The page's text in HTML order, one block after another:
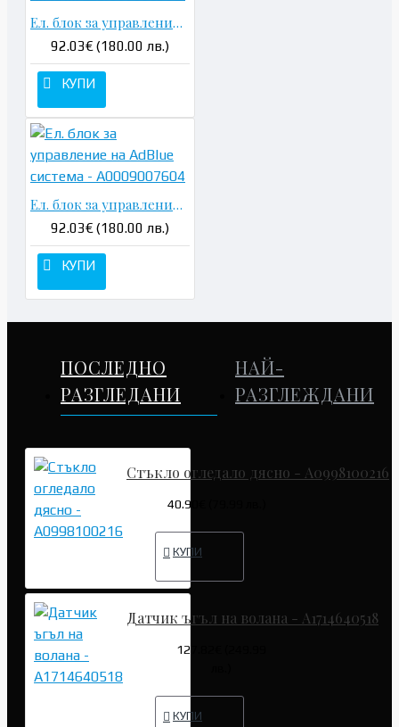
Ел. блок за управление на AdBlue система - A0009007604
92.03€ (180.00 лв.)
КУПИ
Ел. блок за управление на AdBlue система - A0009007604
92.03€ (180.00 лв.)
КУПИ
ПОСЛЕДНО
РАЗГЛЕДАНИ
НАЙ-
РАЗГЛЕЖДАНИ
Стъкло огледало дясно - A0998100216
40.90€ (79.99 лв.)
КУПИ
Датчик ъгъл на волана - A1714640518
127.82€ (249.99
КУПИ